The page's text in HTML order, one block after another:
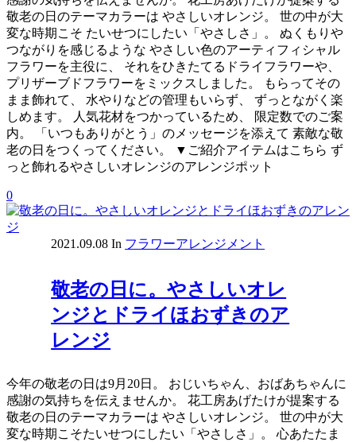
敬老の日のテーマカラーは やさしいオレンジ。 世の中が大
変な時期こそ たいせつにしたい「やさしさ」。 ぬくもりや
つながりを感じるような やさしい色のアーティフィシャル
フラワーを主役に、 それをひきたてるドライフラワーや、
プリザーブドフラワーをミックスしました。 もらってその
まま飾れて、 水やりなどの管理もいらず、 ずっとながく楽
しめます。 人気花材をつかっているため、 限定数でのご案
内。 「いつもありがとう」のメッセージを添えて 素敵な敬
老の日をつくってください。 ▼ご紹介アイテムはこちら ず
っと飾れるやさしいオレンジのアレンジポット
0
2021.09.08 In フラワーアレンジメント
敬老の日に。やさしいオレ
ンジとドライほおずきのア
レンジ
今年の敬老の日は9月20日。 おじいちゃん、おばあちゃんに
感謝の気持ちを伝えませんか。 花工房あげたけが提案する
敬老の日のテーマカラーは やさしいオレンジ。 世の中が大
変な時期こそたいせつにしたい「やさしさ」。 心あたたま